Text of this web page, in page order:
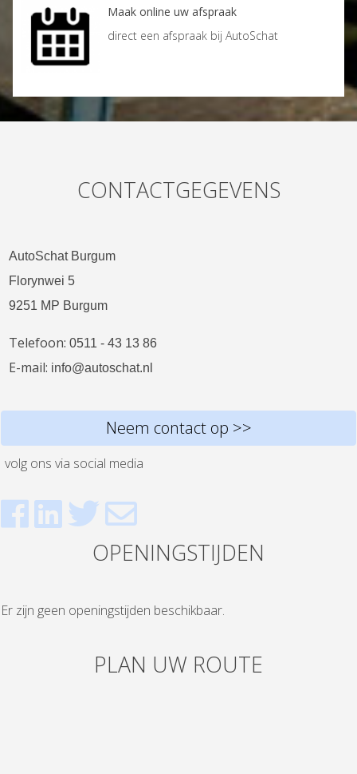
Maak online uw afspraak
direct een afspraak bij AutoSchat
CONTACTGEGEVENS
AutoSchat Burgum
Florynwei 5
9251 MP Burgum
Telefoon: 0511 - 43 13 86
E-mail: info@autoschat.nl
Neem contact op >>
volg ons via social media
OPENINGSTIJDEN
Er zijn geen openingstijden beschikbaar.
PLAN UW ROUTE